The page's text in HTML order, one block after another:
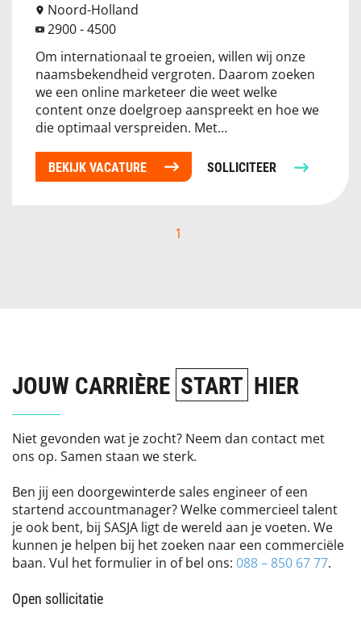
Noord-Holland
2900 - 4500
Om internationaal te groeien, willen wij onze
naamsbekendheid vergroten. Daarom zoeken
we een online marketeer die weet welke
content onze doelgroep aanspreekt en hoe we
die optimaal verspreiden. Met…
BEKIJK VACATURE SOLLICITEER
1
JOUW CARRIÈRE START HIER
Niet gevonden wat je zocht? Neem dan contact met
ons op. Samen staan we sterk.
Ben jij een doorgewinterde sales engineer of een
startend accountmanager? Welke commercieel talent
je ook bent, bij SASJA ligt de wereld aan je voeten. We
kunnen je helpen bij het zoeken naar een commerciële
baan. Vul het formulier in of bel ons: 088 – 850 67 77.
Open sollicitatie